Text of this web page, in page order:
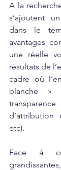
A la
s’ajoutent
dans le
avantages
une réelle
résultats de
cadre où
blanche »
d’attribution
etc).
Face à